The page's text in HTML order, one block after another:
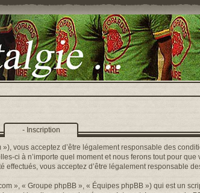
- Inscription
vous acceptez d’être légalement responsable des
ci à n’importe quel moment et nous ferons tout pour
vous acceptez d’être légalement responsable
», « Groupe phpBB », « Équipes phpBB ») qui est un